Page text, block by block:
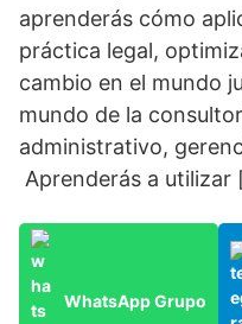
aprenderás cómo
práctica legal,
cambio en el mundo
mundo de la
administrativo,
Aprenderás a utilizar
WhatsApp Grupo